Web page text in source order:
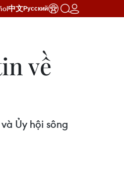
中文Русский
về
Ủy hội sông